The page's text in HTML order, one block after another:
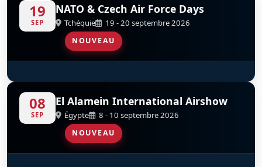
19
SEP
NATO & Czech Air Force Days
Tchéquie 19 - 20 septembre 2026
NOUVEAU
S D
Hellenic F-16 Demo Team
08
SEP
El Alamein International Airshow
Égypte 8 - 10 septembre 2026
NOUVEAU